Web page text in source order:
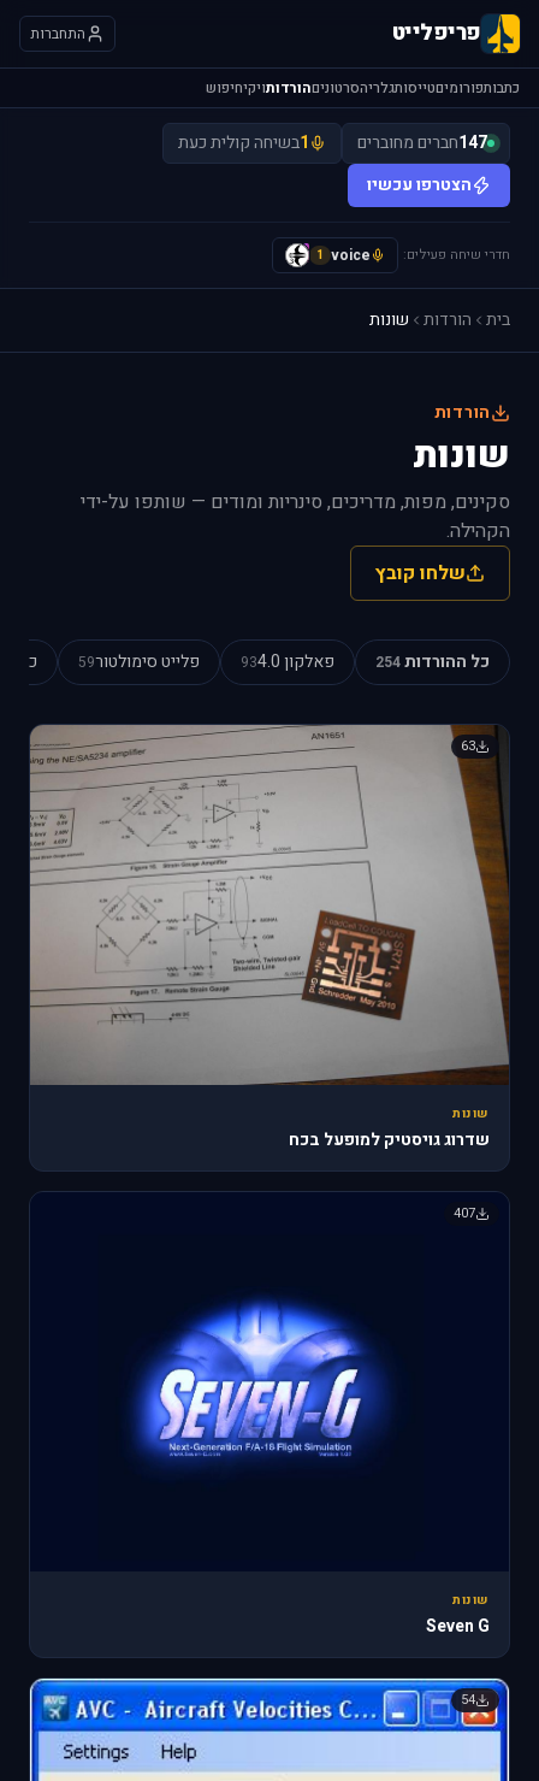
פריפלייט התחברות
כתבותפורומיםטייסותגלריהסרטוניםהורדותויקיחיפוש
147חברים מחוברים 1בשיחה קולית כעת
הצטרפו עכשיו
חדרי שיחה פעילים: voice
1
y
בית הורדות שונות
הורדות
שונות
סקינים, מפות, מדריכים, סינריות ומודים — שותפו על-ידי
הקהילה.
שלחו קובץ
כל ההורדות254 פאלקון 4.0 93 פלייט סימולטור59 כוכב
63
שונות
שדרוג גויסטיק למופעל בכח
407
שונות
Seven G
54